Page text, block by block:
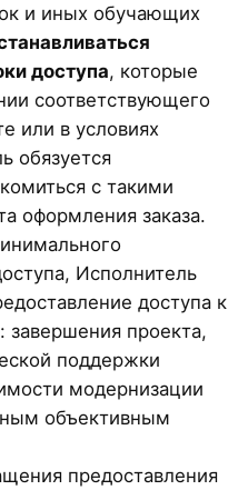
и иных обучающих
доступа, которые
соответствующего
или в условиях
обязуется
с такими
оформления заказа.
Исполнитель
доступа к
завершения проекта,
поддержки
модернизации
объективным
предоставления